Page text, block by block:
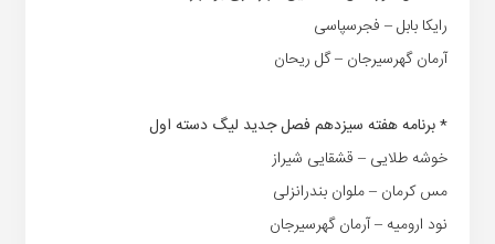
رایکا بابل – فجرسپاسی
آرمان گهرسیرجان – گل ریحان
* برنامه هفته سیزدهم فصل جدید لیگ دسته اول
خوشه طلایی – قشقایی شیراز
مس کرمان – ملوان بندرانزلی
نود ارومیه – آرمان گهرسیرجان